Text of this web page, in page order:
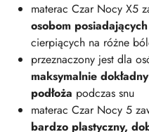
materac Czar Nocy X5
osobom
cierpiących na różne
przeznaczony jest dla
maksymalnie
podłoża podczas snu
materac Czar Nocy 5
bardzo plastyczny,